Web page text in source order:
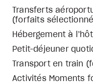
Transferts
(forfaits
Hébergement à
Petit-déjeuner
Transport en train
Activités Moments